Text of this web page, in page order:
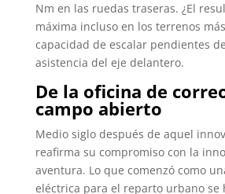
Nm en las ruedas traseras. ¿El
máxima incluso en los terrenos
capacidad de escalar pendientes
asistencia del eje delantero.
De la oficina de
campo abierto
Medio siglo después de aquel
reafirma su compromiso con la
aventura. Lo que comenzó como
eléctrica para el reparto urbano se